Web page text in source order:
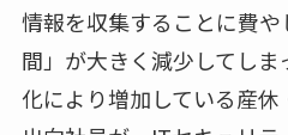
情報を収集することに費
間」が大きく減少してし
化により増加している産